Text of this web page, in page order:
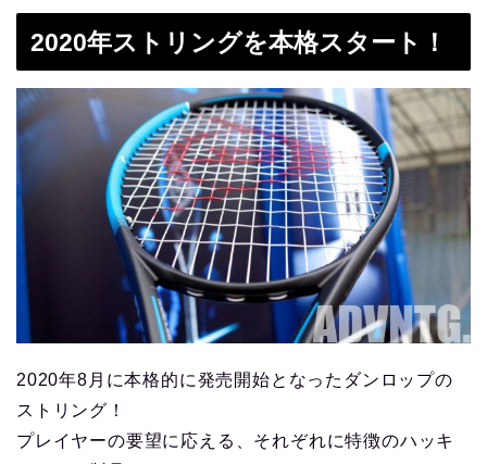
2020年ストリングを本格スタート！
2020年8月に本格的に発売開始となったダンロップの
ストリング！
プレイヤーの要望に応える、それぞれに特徴のハッキ